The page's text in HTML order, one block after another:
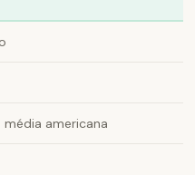
americana